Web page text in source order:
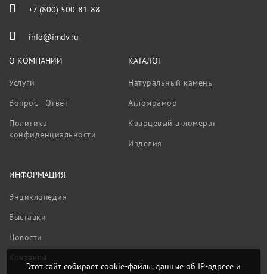
+7 (800) 500-81-88
info@imdv.ru
О КОМПАНИИ
Услуги
Вопрос - Ответ
Политика
конфиденциальности
КАТАЛОГ
Натуральный камень
Агломрамор
Кварцевый агломерат
Изделия
ИНФОРМАЦИЯ
Энциклопедия
Выставки
Новости
Контакты
Этот сайт собирает cookie-файлы, данные об IP-адресе и